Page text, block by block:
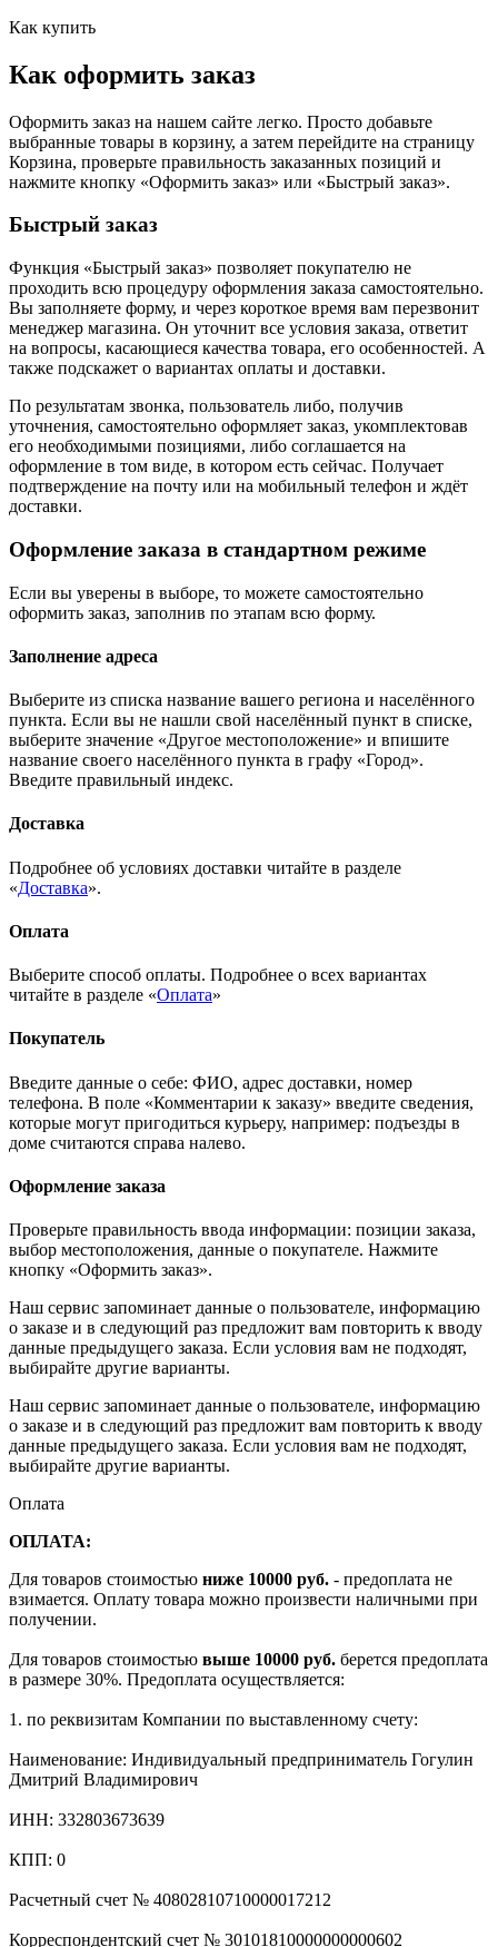
Как купить
Как оформить заказ
Оформить заказ на нашем сайте легко. Просто добавьте
выбранные товары в корзину, а затем перейдите на страницу
Корзина, проверьте правильность заказанных позиций и
нажмите кнопку «Оформить заказ» или «Быстрый заказ».
Быстрый заказ
Функция «Быстрый заказ» позволяет покупателю не
проходить всю процедуру оформления заказа самостоятельно.
Вы заполняете форму, и через короткое время вам перезвонит
менеджер магазина. Он уточнит все условия заказа, ответит
на вопросы, касающиеся качества товара, его особенностей. А
также подскажет о вариантах оплаты и доставки.
По результатам звонка, пользователь либо, получив
уточнения, самостоятельно оформляет заказ, укомплектовав
его необходимыми позициями, либо соглашается на
оформление в том виде, в котором есть сейчас. Получает
подтверждение на почту или на мобильный телефон и ждёт
доставки.
Оформление заказа в стандартном режиме
Если вы уверены в выборе, то можете самостоятельно
оформить заказ, заполнив по этапам всю форму.
Заполнение адреса
Выберите из списка название вашего региона и населённого
пункта. Если вы не нашли свой населённый пункт в списке,
выберите значение «Другое местоположение» и впишите
название своего населённого пункта в графу «Город».
Введите правильный индекс.
Доставка
Подробнее об условиях доставки читайте в разделе
«Доставка».
Оплата
Выберите способ оплаты. Подробнее о всех вариантах
читайте в разделе «Оплата»
Покупатель
Введите данные о себе: ФИО, адрес доставки, номер
телефона. В поле «Комментарии к заказу» введите сведения,
которые могут пригодиться курьеру, например: подъезды в
доме считаются справа налево.
Оформление заказа
Проверьте правильность ввода информации: позиции заказа,
выбор местоположения, данные о покупателе. Нажмите
кнопку «Оформить заказ».
Наш сервис запоминает данные о пользователе, информацию
о заказе и в следующий раз предложит вам повторить к вводу
данные предыдущего заказа. Если условия вам не подходят,
выбирайте другие варианты.
Наш сервис запоминает данные о пользователе, информацию
о заказе и в следующий раз предложит вам повторить к вводу
данные предыдущего заказа. Если условия вам не подходят,
выбирайте другие варианты.
Оплата
ОПЛАТА:
Для товаров стоимостью ниже 10000 руб. - предоплата не
взимается. Оплату товара можно произвести наличными при
получении.
Для товаров стоимостью выше 10000 руб. берется предоплата
в размере 30%. Предоплата осуществляется:
1. по реквизитам Компании по выставленному счету:
Наименование: Индивидуальный предприниматель Гогулин
Дмитрий Владимирович
ИНН: 332803673639
КПП: 0
Расчетный счет № 40802810710000017212
Корреспондентский счет № 30101810000000000602